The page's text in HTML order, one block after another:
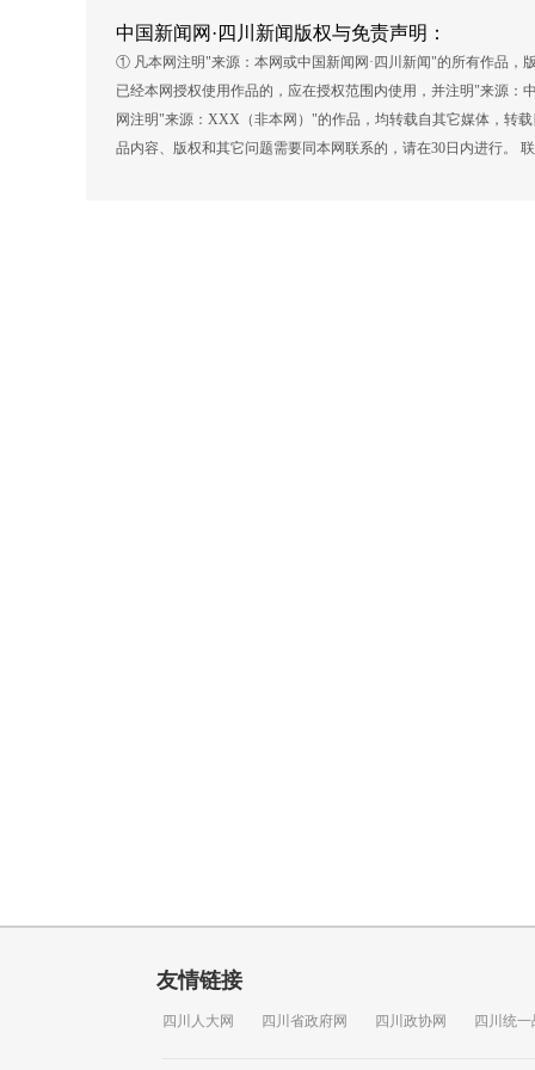
中国新闻网·四川新闻版权与免责声明：
① 凡本网注明"来源：本网或中国新闻网·四川新闻"的所有作品，
已经本网授权使用作品的，应在授权范围内使用，并注明"来源
网注明"来源：XXX（非本网）"的作品，均转载自其它媒体，转
品内容、版权和其它问题需要同本网联系的，请在30日内进行。
友情链接
四川人大网 四川省政府网 四川政协网 四川统